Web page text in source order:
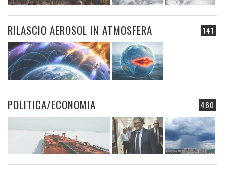
141
RILASCIO AEROSOL IN ATMOSFERA
460
POLITICA/ECONOMIA